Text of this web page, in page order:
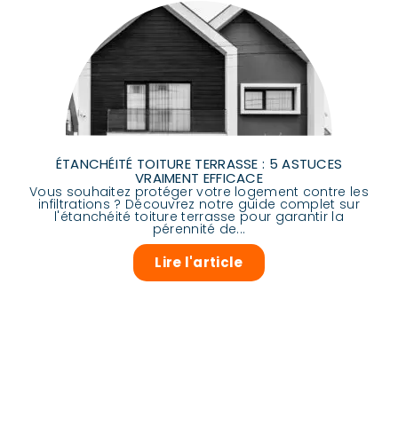
ÉTANCHÉITÉ TOITURE TERRASSE : 5 ASTUCES
VRAIMENT EFFICACE
Vous souhaitez protéger votre logement contre les
infiltrations ? Découvrez notre guide complet sur
l'étanchéité toiture terrasse pour garantir la
pérennité de...
Lire l'article